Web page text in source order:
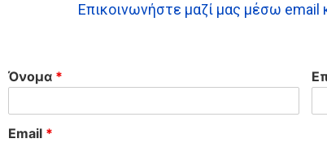
Επικοινωνήστε μαζί μας μέσω
Όνομα *
Email *